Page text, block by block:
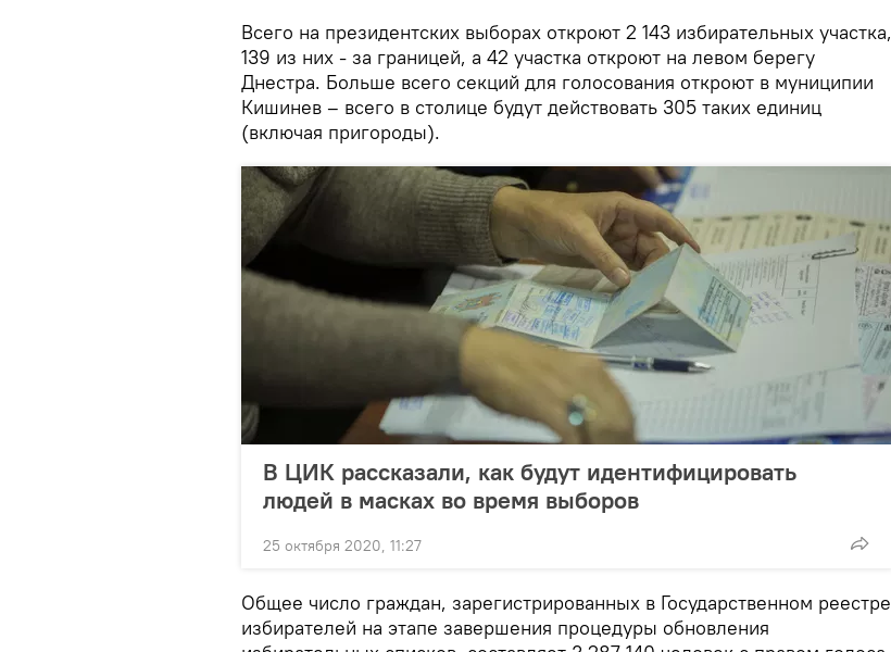
Всего на президентских выборах откроют 2 143 избирательных участка,
139 из них - за границей, а 42 участка откроют на левом берегу
Днестра. Больше всего секций для голосования откроют в муниципии
Кишинев – всего в столице будут действовать 305 таких единиц
(включая пригороды).
В ЦИК рассказали, как будут идентифицировать
людей в масках во время выборов
25 октября 2020, 11:27
Общее число граждан, зарегистрированных в Государственном реестре
избирателей на этапе завершения процедуры обновления